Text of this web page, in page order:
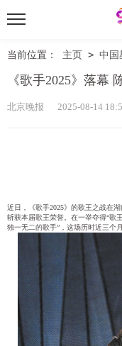
当前位置： 主页 > 中国
《歌手2025》落幕
北京晚报 2025-08-14
近日，《歌手2025》的歌王之战在
斩获本届歌王荣誉。在一举夺得“歌
独一无二的歌手”，这场历时近三个